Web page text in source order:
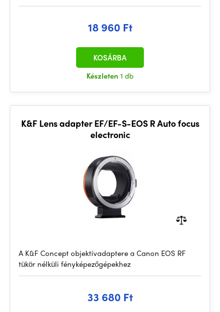
18 960 Ft
Készleten 1 db
KOSÁRBA
K&F Lens adapter EF/EF-S-EOS R Auto focus
electronic
A K&F Concept objektívadaptere a Canon EOS RF
tükör nélküli fényképezőgépekhez
33 680 Ft